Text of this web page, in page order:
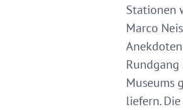
Stationen
Marco
Museums
liefern.